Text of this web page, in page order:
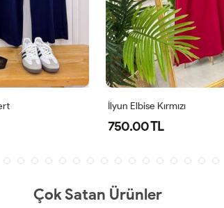
İlyun Elbise Kırmızı
750.00 TL
Çok Satan Ürünler